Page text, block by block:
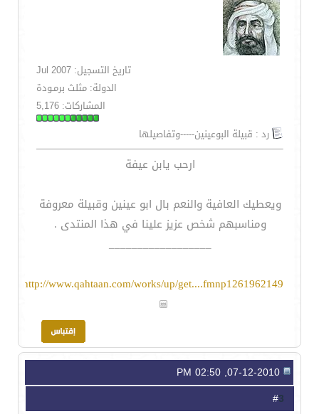
تاريخ التسجيل: Jul 2007
الدولة: مثلث برمـودة
المشاركات: 5,176
رد : قبيلة البوعينين-----وتفاصيلها
ارحب يابن عيفة
ويعطيك العافية والنعم بال ابو عينين وقبيلة معروفة
ومناسبهم شخص عزيز علينا في هذا المنتدى .
__________________
http://www.qahtaan.com/works/up/get....fmnp1261962149
3